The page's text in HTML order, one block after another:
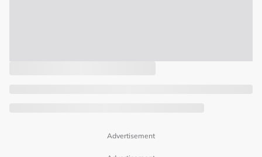
Advertisement